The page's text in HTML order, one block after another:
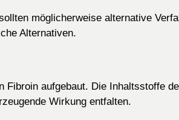
möglicherweise alternative
Alternativen.
aufgebaut. Die Inhaltsstoffe
Wirkung entfalten.